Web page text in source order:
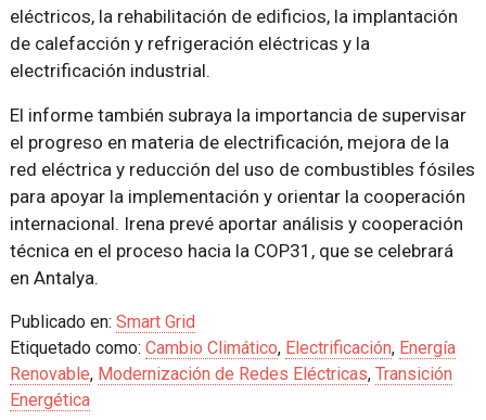
eléctricos, la rehabilitación de edificios, la implantación
de calefacción y refrigeración eléctricas y la
electrificación industrial.
El informe también subraya la importancia de supervisar
el progreso en materia de electrificación, mejora de la
red eléctrica y reducción del uso de combustibles fósiles
para apoyar la implementación y orientar la cooperación
internacional. Irena prevé aportar análisis y cooperación
técnica en el proceso hacia la COP31, que se celebrará
en Antalya.
Publicado en: Smart Grid
Etiquetado como: Cambio Climático, Electrificación, Energía
Renovable, Modernización de Redes Eléctricas, Transición
Energética